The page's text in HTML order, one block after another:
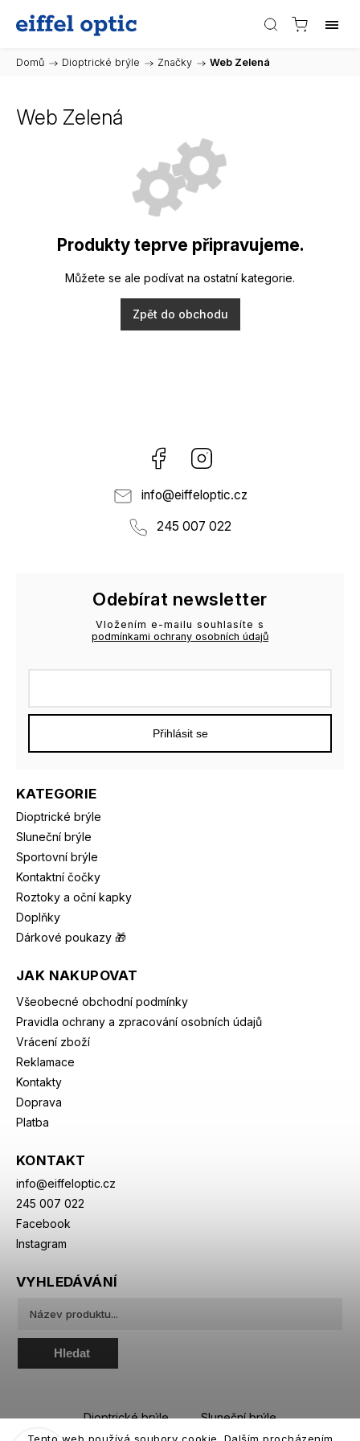
Domů / Dioptrické brýle / Značky / Web Zelená
Web Zelená
Produkty teprve připravujeme.
Můžete se ale podívat na ostatní kategorie.
Zpět do obchodu
Facebook
info@eiffeloptic.cz
245 007 022
KATEGORIE
Dioptrické brýle
Sluneční brýle
Sportovní brýle
Kontaktní čočky
Roztoky a oční kapky
Doplňky
Dárkové poukazy 🎁
JAK NAKUPOVAT
Všeobecné obchodní podmínky
Pravidla ochrany a zpracování osobních údajů
Vrácení zboží
Reklamace
Kontakty
Doprava
Platba
KONTAKT
info@eiffeloptic.cz
245 007 022
Facebook
Instagram
Odebírat newsletter
Vložením e-mailu souhlasíte s
podmínkami ochrany osobních údajů
Přihlásit se
VYHLEDÁVÁNÍ
Hledat
Dioptrické brýle
Sluneční brýle